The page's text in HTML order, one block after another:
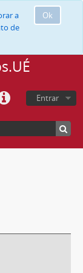
Ok
a
de
Entrar